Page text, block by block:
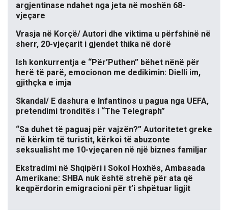
argjentinase ndahet nga jeta në moshën 68-
vjeçare
Vrasja në Korçë/ Autori dhe viktima u përfshinë në
sherr, 20-vjeçarit i gjendet thika në dorë
Ish konkurrentja e “Për’Puthen” bëhet nënë për
herë të parë, emocionon me dedikimin: Dielli im,
gjithçka e imja
Skandal/ E dashura e Infantinos u pagua nga UEFA,
pretendimi tronditës i “The Telegraph”
“Sa duhet të paguaj për vajzën?” Autoritetet greke
në kërkim të turistit, kërkoi të abuzonte
seksualisht me 10-vjeçaren në një biznes familjar
Ekstradimi në Shqipëri i Sokol Hoxhës, Ambasada
Amerikane: SHBA nuk është strehë për ata që
keqpërdorin emigracioni për t’i shpëtuar ligjit